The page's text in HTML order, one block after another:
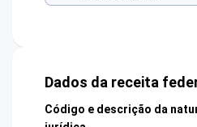
Dados da receita
Código e descrição da